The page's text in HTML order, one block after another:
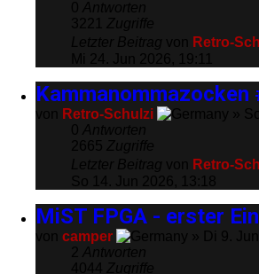
Retro-
Retro-Schulzi
Retro-
MiST FPGA - erster
camper